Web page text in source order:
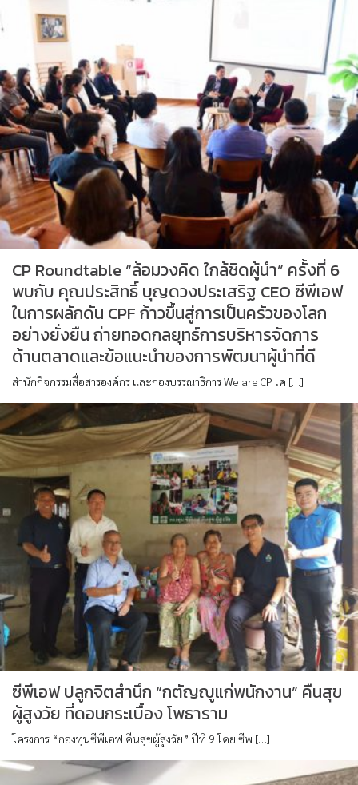
CP Roundtable “ล้อมวงคิด ใกล้ชิดผู้นำ” ครั้งที่ 6
พบกับ คุณประสิทธิ์ บุญดวงประเสริฐ CEO ซีพีเอฟ
ในการผลักดัน CPF ก้าวขึ้นสู่การเป็นครัวของโลก
อย่างยั่งยืน ถ่ายทอดกลยุทธ์การบริหารจัดการ
ด้านตลาดและข้อแนะนำของการพัฒนาผู้นำที่ดี
สำนักกิจกรรมสื่อสารองค์กร และกองบรรณาธิการ We are CP เค […]
ซีพีเอฟ ปลูกจิตสำนึก “กตัญญูแก่พนักงาน” คืนสุข
ผู้สูงวัย ที่ดอนกระเบื้อง โพธาราม
โครงการ “กองทุนซีพีเอฟ คืนสุขผู้สูงวัย” ปีที่ 9 โดย ซีพ […]